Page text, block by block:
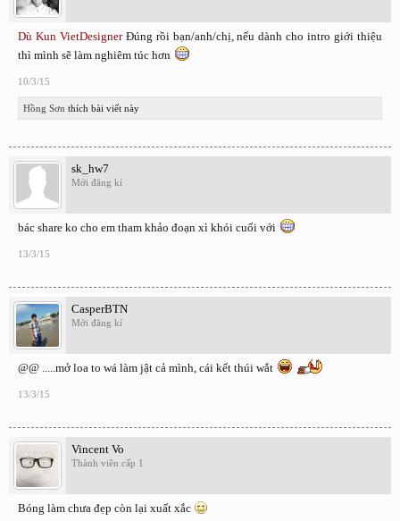
Dù Kun VietDesignerĐúng rồi bạn/anh/chị, nếu dành cho intro giới thiệu
thì mình sẽ làm nghiêm túc hơn
10/3/15
Hồng Sơn thích bài viết này
sk_hw7
Mới đăng kí
bác share ko cho em tham khảo đoạn xì khói cuối với
13/3/15
CasperBTN
Mới đăng kí
@@ .....mở loa to wá làm jật cả mình, cái kết thúi wắt
13/3/15
Vincent Vo
Thành viên cấp 1
Bóng làm chưa đẹp còn lại xuất xắc